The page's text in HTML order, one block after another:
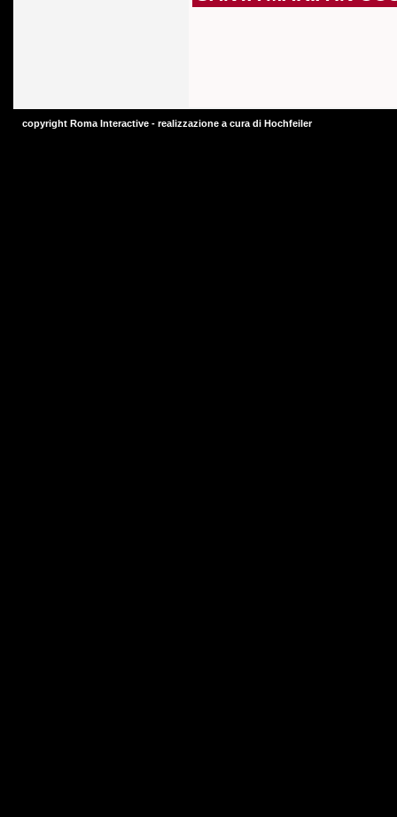
copyright Roma Interactive - realizzazione a cura di Hochfeiler